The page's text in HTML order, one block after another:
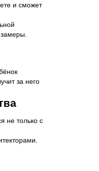
и сможет
за него
не только с